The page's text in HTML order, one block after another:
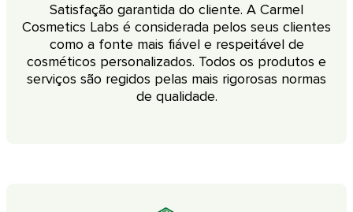
Satisfação garantida do cliente. A Carmel
Cosmetics Labs é considerada pelos seus clientes
como a fonte mais fiável e respeitável de
cosméticos personalizados. Todos os produtos e
serviços são regidos pelas mais rigorosas normas
de qualidade.